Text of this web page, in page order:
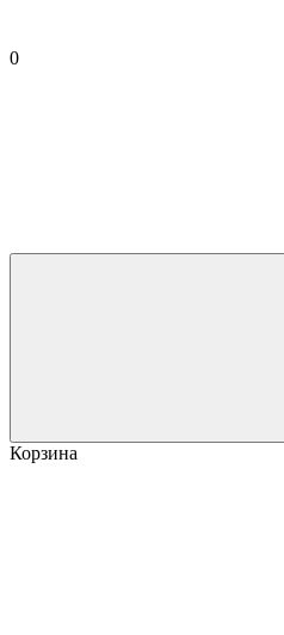
0
Корзина